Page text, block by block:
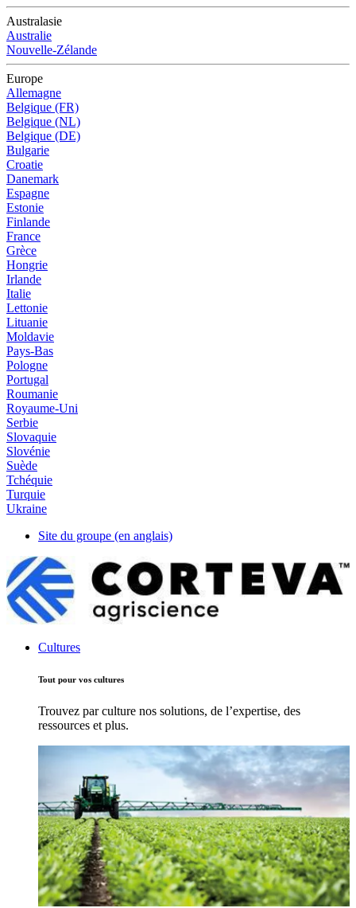
Australasie
Australie
Nouvelle-Zélande
Europe
Allemagne
Belgique (FR)
Belgique (NL)
Belgique (DE)
Bulgarie
Croatie
Danemark
Espagne
Estonie
Finlande
France
Grèce
Hongrie
Irlande
Italie
Lettonie
Lituanie
Moldavie
Pays-Bas
Pologne
Portugal
Roumanie
Royaume-Uni
Serbie
Slovaquie
Slovénie
Suède
Tchéquie
Turquie
Ukraine
Site du groupe (en anglais)
Cultures
Tout pour vos cultures
Trouvez par culture nos solutions, de l’expertise, des
ressources et plus.